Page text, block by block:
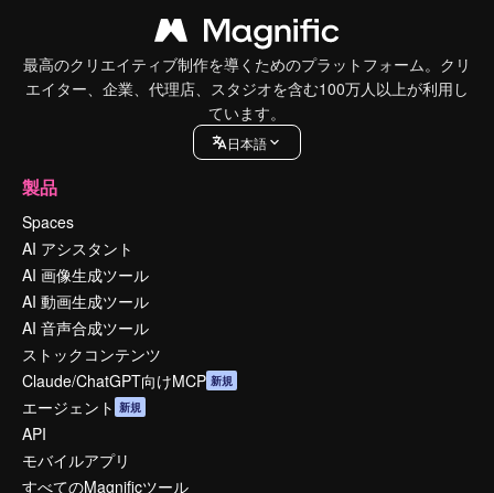
最高のクリエイティブ制作を導くためのプラットフォーム。クリ
エイター、企業、代理店、スタジオを含む100万人以上が利用し
ています。
日本語
製品
Spaces
AI アシスタント
AI 画像生成ツール
AI 動画生成ツール
AI 音声合成ツール
ストックコンテンツ
Claude/ChatGPT向けMCP 新規
エージェント 新規
API
モバイルアプリ
すべてのMagnificツール